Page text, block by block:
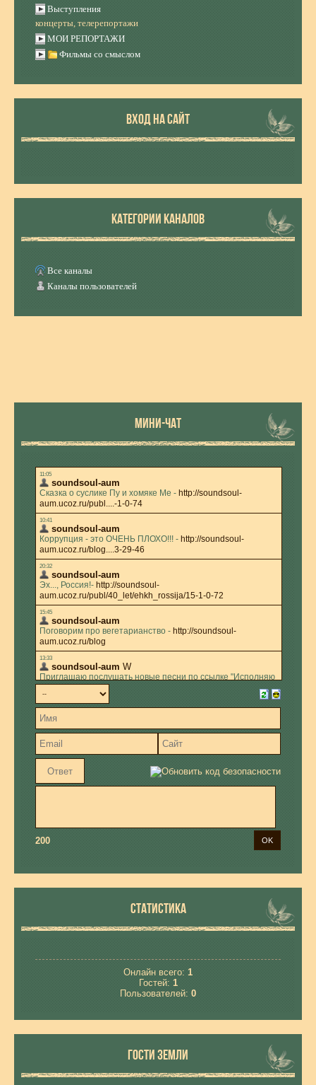
Выступления
концерты, телерепортажи
МОИ РЕПОРТАЖИ
Фильмы со смыслом
ВХОД НА САЙТ
КАТЕГОРИИ КАНАЛОВ
Все каналы
Каналы пользователей
МИНИ-ЧАТ
200
СТАТИСТИКА
Онлайн всего: 1
Гостей: 1
Пользователей: 0
ГОСТИ ЗЕМЛИ